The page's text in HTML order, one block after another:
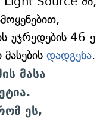
უჯრედების 46-ე
დადგენა.
მასა
ეს,